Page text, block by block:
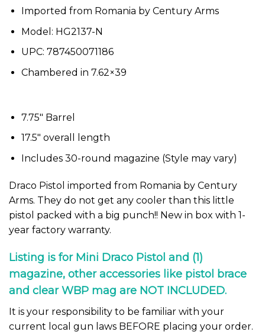
Imported from Romania by Century Arms
Model: HG2137-N
UPC: 787450071186
Chambered in 7.62×39
7.75″ Barrel
17.5″ overall length
Includes 30-round magazine (Style may vary)
Draco Pistol imported from Romania by Century
Arms. They do not get any cooler than this little
pistol packed with a big punch!! New in box with 1-
year factory warranty.
Listing is for Mini Draco Pistol and (1)
magazine, other accessories like pistol brace
and clear WBP mag are NOT INCLUDED.
It is your responsibility to be familiar with your
current local gun laws BEFORE placing your order.